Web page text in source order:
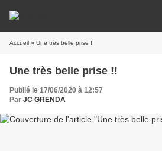
Accueil » Une très belle prise !!
Une très belle prise !!
Publié le 17/06/2020 à 12:57
Par JC GRENDA